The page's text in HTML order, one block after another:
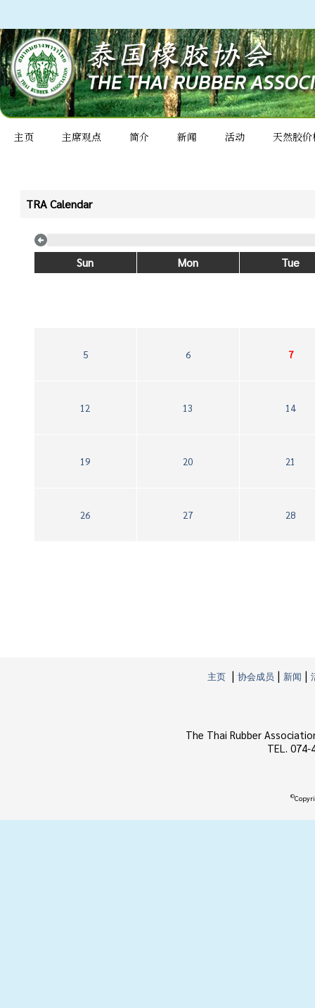
主页 主席观点 简介 新闻 活动 天然胶价
TRA Calendar
Sun Mon Tue
5 6 7
12 13 14
19 20 21
26 27 28
主页 | 协会成员 | 新闻 |
The Thai Rubber
TEL.
©